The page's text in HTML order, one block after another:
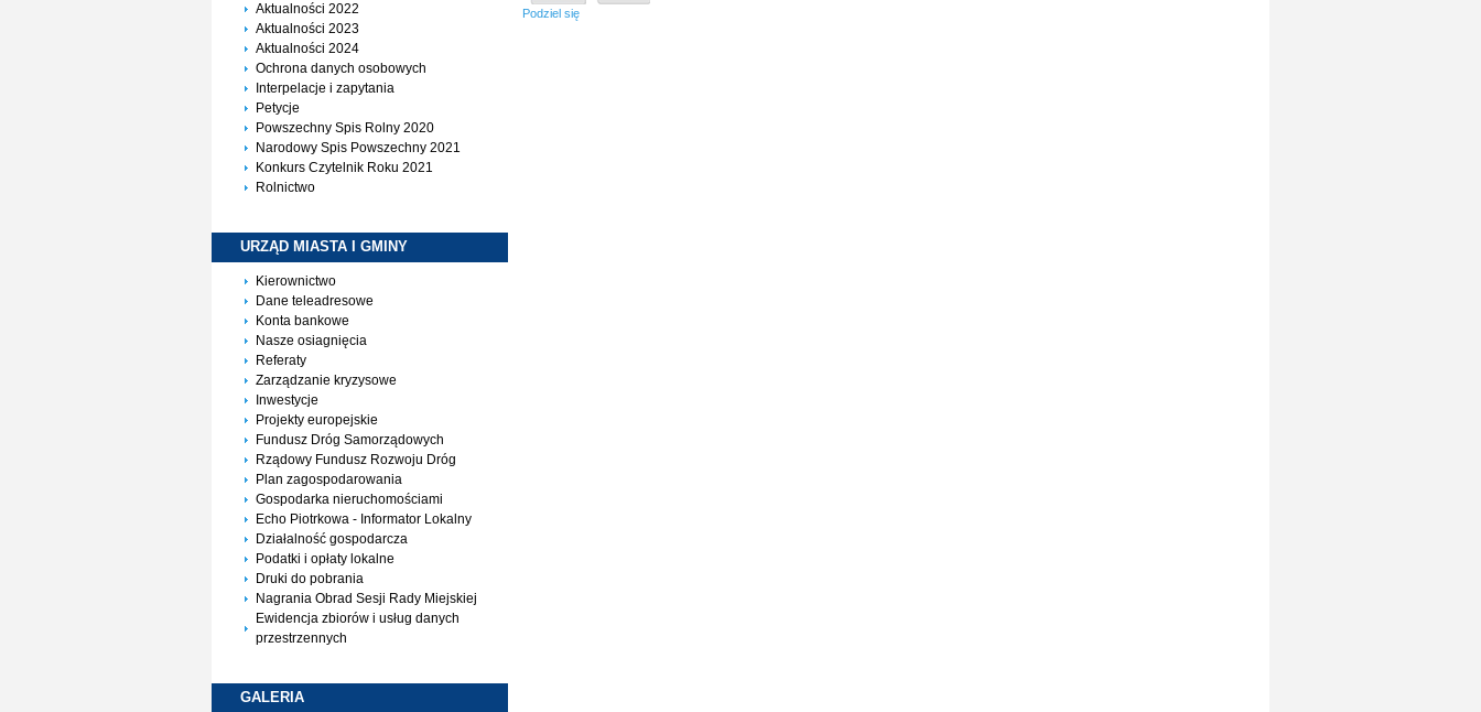
Aktualności 2022
Aktualności 2023
Aktualności 2024
Ochrona danych osobowych
Interpelacje i zapytania
Petycje
Powszechny Spis Rolny 2020
Narodowy Spis Powszechny 2021
Konkurs Czytelnik Roku 2021
Rolnictwo
URZĄD MIASTA I GMINY
Kierownictwo
Dane teleadresowe
Konta bankowe
Nasze osiagnięcia
Referaty
Zarządzanie kryzysowe
Inwestycje
Projekty europejskie
Fundusz Dróg Samorządowych
Rządowy Fundusz Rozwoju Dróg
Plan zagospodarowania
Gospodarka nieruchomościami
Echo Piotrkowa - Informator Lokalny
Działalność gospodarcza
Podatki i opłaty lokalne
Druki do pobrania
Nagrania Obrad Sesji Rady Miejskiej
Ewidencja zbiorów i usług danych
przestrzennych
GALERIA
Podziel się